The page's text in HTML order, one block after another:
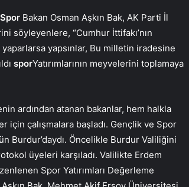
Spor Bakan Osman Aşkın Bak, AK Parti İl
söyleyenlere, “Cumhur İttifakı’nın
yapsınlar, Bu milletin iradesine
sporYatırımlarının meyvelerini toplamaya
ardından atanan bakanlar, hem halkla
için çalışmalara başladı. Gençlik ve Spor
Burdur’daydı. Öncelikle Burdur Valiliğini
üyeleri karşıladı. Valilikte Erdem
Spor Yatırımları Değerleme